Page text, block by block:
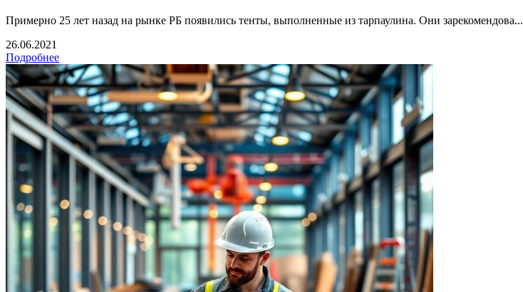
Примерно 25 лет назад на рынке РБ появились тенты, выполненные из тарпаулина. Они зарекомендова...
26.06.2021
Подробнее